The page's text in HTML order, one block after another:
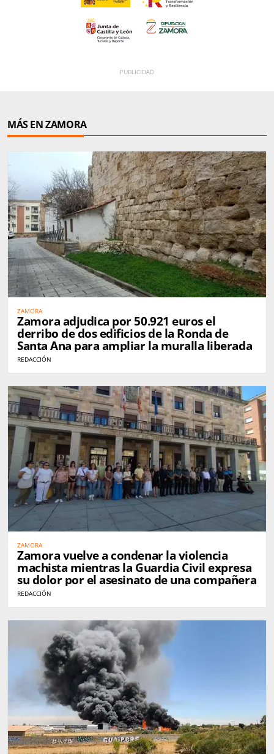
MÁS EN ZAMORA
ZAMORA
Zamora adjudica por 50.921 euros el
derribo de dos edificios de la Ronda de
Santa Ana para ampliar la muralla liberada
REDACCIÓN
ZAMORA
Zamora vuelve a condenar la violencia
machista mientras la Guardia Civil expresa
su dolor por el asesinato de una compañera
REDACCIÓN